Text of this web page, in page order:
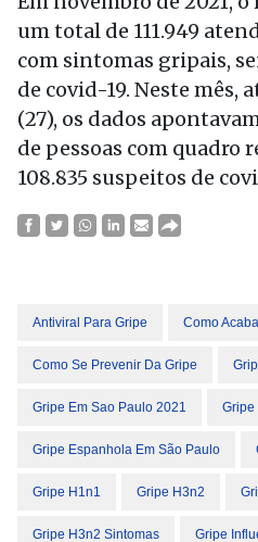
um total de 111.949
com sintomas gripais,
de covid-19. Neste mês,
(27), os dados
de pessoas com quadro
108.835 suspeitos de
Antiviral Para Gripe Como
Como Se Prevenir Da Gripe
Gripe Em Sao Paulo 2021 Gripe
Gripe Espanhola Em São Paulo
Gripe H1n1 Gripe H3n2
Gripe H3n2 Sintomas Gripe